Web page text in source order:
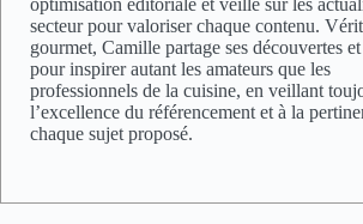
secteur pour valoriser chaque contenu.
gourmet, Camille partage ses découvertes
pour inspirer autant les amateurs que les
professionnels de la cuisine, en veillant
l’excellence du référencement et à la
chaque sujet proposé.